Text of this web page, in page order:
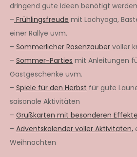
dringend gute Ideen benötigt werden
– Frühlingsfreude mit Lachyoga,
einer Rallye uvm.
– Sommerlicher Rosenzauber voller
– Sommer-Parties mit Anleitungen
Gastgeschenke uvm.
– Spiele für den Herbst für gute
saisonale Aktivitäten
– Grußkarten mit besonderen
– Adventskalender voller Aktivitäten,
Weihnachten